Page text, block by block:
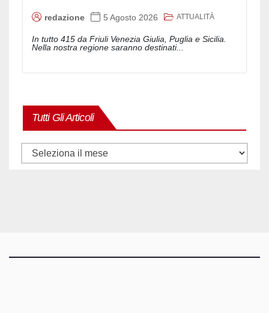
redazione 5 Agosto 2026 ATTUALITÀ
In tutto 415 da Friuli Venezia Giulia, Puglia e Sicilia.
Nella nostra regione saranno destinati...
Tutti Gli Articoli
Tutti